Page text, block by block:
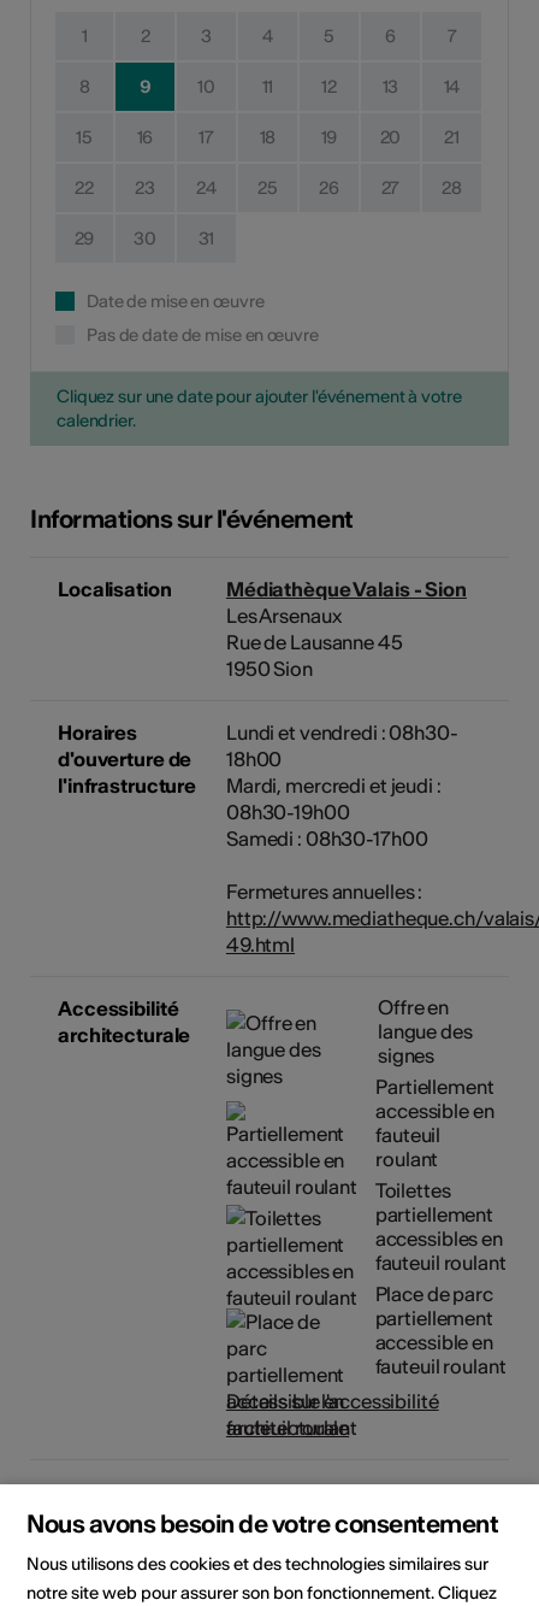
1 2 3 4 5 6 7
8 9 10 11 12 13 14
15 16 17 18 19 20 21
22 23 24 25 26 27 28
29 30 31
Date de mise en œuvre
Pas de date de mise en œuvre
Cliquez sur une date pour ajouter l'événement à votre
calendrier.
Informations sur l'événement
Localisation
Médiathèque Valais - Sion
Les Arsenaux
Rue de Lausanne 45
1950 Sion
Horaires
d'ouverture de
l'infrastructure
Lundi et vendredi : 08h30-
18h00
Mardi, mercredi et jeudi :
08h30-19h00
Samedi : 08h30-17h00
Fermetures annuelles :
http://www.mediatheque.ch/
49.html
Accessibilité
architecturale
Offre en
langue des
signes
Partiellement
accessible en
fauteuil
roulant
Toilettes
partiellement
accessibles en
fauteuil roulant
Place de parc
partiellement
accessible en
fauteuil roulant
Détails sur l'accessibilité
architecturale
Organisateur
Médiathèque Valais - Sion
Les Arsenaux
1950 Sion
Téléphone +41 (0)27 606 45 50
Nous avons besoin de votre consentement
Nous utilisons des cookies et des technologies similaires sur
notre site web pour assurer son bon fonctionnement. Cliquez